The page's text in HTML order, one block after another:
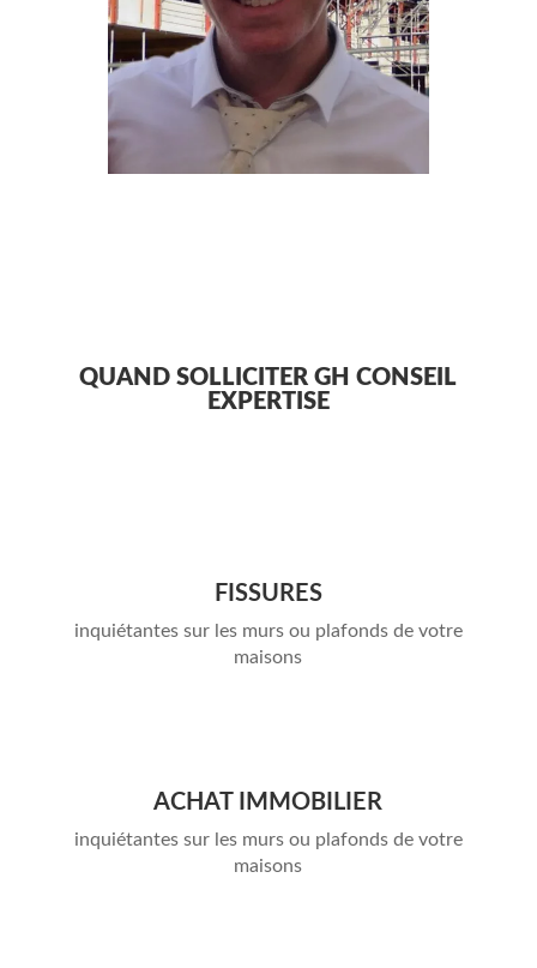
QUAND SOLLICITER GH CONSEIL
EXPERTISE
FISSURES
inquiétantes sur les murs ou plafonds de votre
maisons
ACHAT IMMOBILIER
inquiétantes sur les murs ou plafonds de votre
maisons